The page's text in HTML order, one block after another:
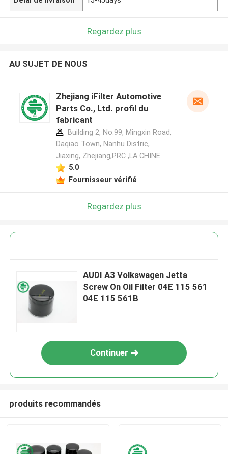
Regardez plus
AU SUJET DE NOUS
Zhejiang iFilter Automotive
Parts Co., Ltd. profil du
fabricant
Building 2, No.99, Mingxin Road,
Daqiao Town, Nanhu Distric,
Jiaxing, Zhejiang,PRC ,LA CHINE
5.0
Fournisseur vérifié
Regardez plus
AUDI A3 Volkswagen Jetta
Screw On Oil Filter 04E 115 561
04E 115 561B
Continuer
produits recommandés